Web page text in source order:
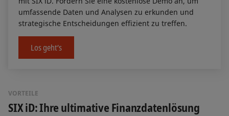
umfassende Daten und Analysen zu erkunden und
strategische Entscheidungen effizient zu treffen.
Los geht’s
VORTEILE
SIX iD: Ihre ultimative Finanzdatenlösung